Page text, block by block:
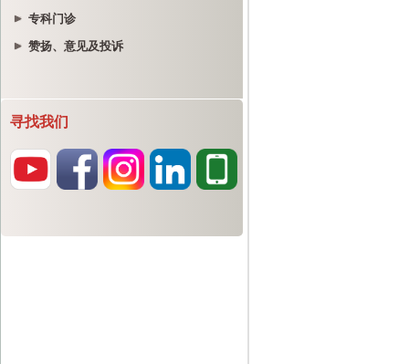
专科门诊
赞扬、意见及投诉
寻找我们